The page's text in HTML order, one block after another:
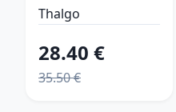
Cleansing Gel
čistiaci gél s
olejom 125 ml
Thalgo
28.40 €
35.50 €